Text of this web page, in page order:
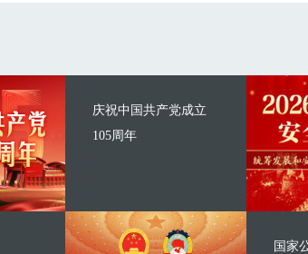
庆祝中国共产党成立
105周年
国家